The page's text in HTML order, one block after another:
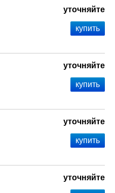
уточняйте
уточняйте
уточняйте
уточняйте